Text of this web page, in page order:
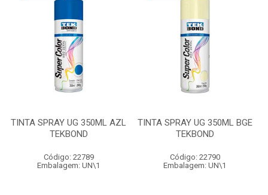
TINTA SPRAY UG 350ML AZL
TEKBOND
Código: 22789
Embalagem: UN\1
TINTA SPRAY UG 350ML BGE
TEKBOND
Código: 22790
Embalagem: UN\1